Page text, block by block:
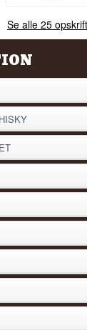
Se alle 25